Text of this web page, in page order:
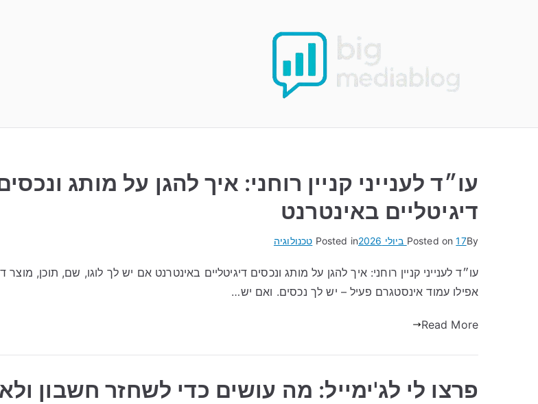
עו״ד לענייני קניין רוחני: איך להגן על מותג
דיגיטליים באינטרנט
By
Posted on17 ביולי 2026 Posted in טכנולוגיה
עו״ד לענייני קניין רוחני: איך להגן על מותג ונכסים דיגיטליים באינטרנט אם יש לך לוגו, שם, תוכן, מוצר
אפילו עמוד אינסטגרם פעיל – יש לך נכסים. ואם יש…
Read More
פרצו לי לג'ימייל: מה עושים כדי לשחזר חשבון